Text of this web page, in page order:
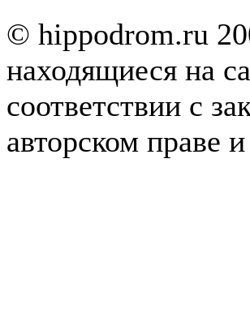
© hippodrom.ru
находящиеся на
соответствии с
авторском праве